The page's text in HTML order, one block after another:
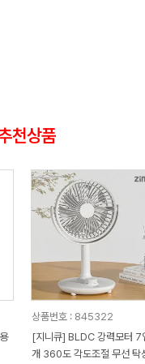
천상품
상품번호 : 845322
[지니큐] BLDC 강력모터 7
개 360도 각도조절 무선 탁